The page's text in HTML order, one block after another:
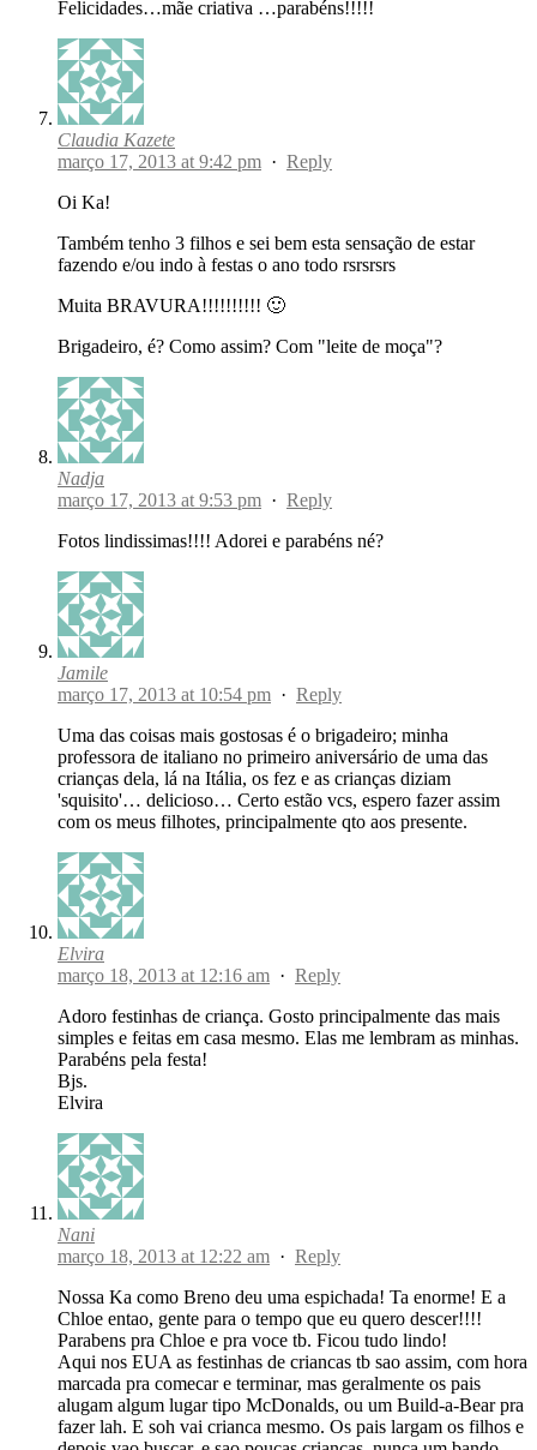
Felicidades…mãe criativa …parabéns!!!!!
Claudia Kazete
março 17, 2013 at 9:42 pm · Reply
Oi Ka!
Também tenho 3 filhos e sei bem esta sensação de estar
fazendo e/ou indo à festas o ano todo rsrsrsrs
Muita BRAVURA!!!!!!!!!! 🙂
Brigadeiro, é? Como assim? Com "leite de moça"?
Nadja
março 17, 2013 at 9:53 pm · Reply
Fotos lindissimas!!!! Adorei e parabéns né?
Jamile
março 17, 2013 at 10:54 pm · Reply
Uma das coisas mais gostosas é o brigadeiro; minha
professora de italiano no primeiro aniversário de uma das
crianças dela, lá na Itália, os fez e as crianças diziam
'squisito'… delicioso… Certo estão vcs, espero fazer assim
com os meus filhotes, principalmente qto aos presente.
Elvira
março 18, 2013 at 12:16 am · Reply
Adoro festinhas de criança. Gosto principalmente das mais
simples e feitas em casa mesmo. Elas me lembram as minhas.
Parabéns pela festa!
Bjs.
Elvira
Nani
março 18, 2013 at 12:22 am · Reply
Nossa Ka como Breno deu uma espichada! Ta enorme! E a
Chloe entao, gente para o tempo que eu quero descer!!!!
Parabens pra Chloe e pra voce tb. Ficou tudo lindo!
Aqui nos EUA as festinhas de criancas tb sao assim, com hora
marcada pra comecar e terminar, mas geralmente os pais
alugam algum lugar tipo McDonalds, ou um Build-a-Bear pra
fazer lah. E soh vai crianca mesmo. Os pais largam os filhos e